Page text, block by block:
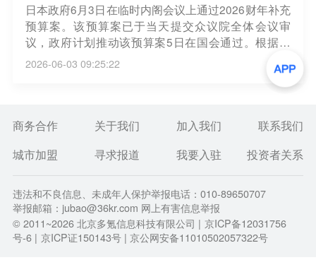
日本政府6月3日在临时内阁会议上通过2026财年补充
预算案。该预算案已于当天提交众议院全体会议审
议，政府计划推动该预算案5日在国会通过。根据该
预算案，补充预算总额约3.11万亿日元（1美元约合1
60日元），将用于电力和燃气补贴、延续汽油价格补
贴以及通过地方政府向液化石油气用户提供补贴等。
于继续实施汽油价格补贴政策。（新华社）
2026-06-03 09:25:22
商务合作 关于我们 加入我们
联系我们
城市加盟
寻求报道 我要入驻 投资者关系
违法和不良信息、未成年人保护举报电话：010-89650707
举报邮箱：jubao@36kr.com 网上有害信息举报
© 2011~2026北京多氪信息科技有限公司 | 京ICP备12031756
号-6 | 京ICP证150143号 | 京公网安备11010502057322号